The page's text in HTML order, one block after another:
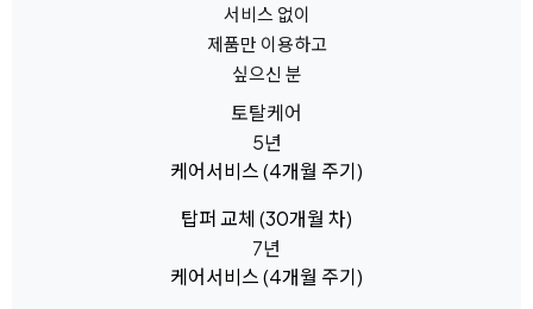
서비스 없이
제품만 이용하고
싶으신 분
토탈케어
5년
케어서비스(4개월 주기)
탑퍼 교체 (30개월 차)
7년
케어서비스(4개월 주기)